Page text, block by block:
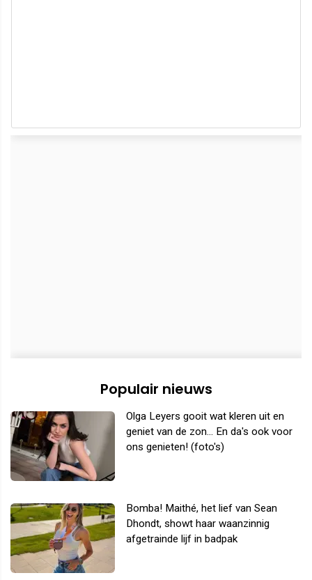
Populair nieuws
Olga Leyers gooit wat kleren uit en
geniet van de zon... En da's ook voor
ons genieten! (foto's)
Bomba! Maithé, het lief van Sean
Dhondt, showt haar waanzinnig
afgetrainde lijf in badpak